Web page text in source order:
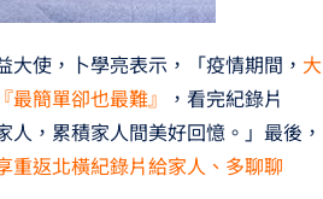
使，卜學亮表示，「疫情期間， 大
簡單卻也最難』
，看完紀錄片
，累積家人間美好回憶。」最後，
重返北橫紀錄片給家人、多聊聊